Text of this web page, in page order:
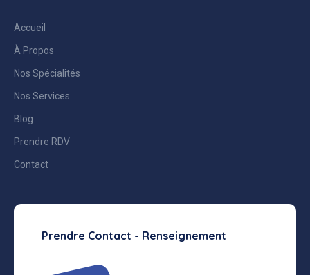
Accueil
À Propos
Nos Spécialités
Nos Services
Blog
Prendre RDV
Contact
Prendre Contact - Renseignement